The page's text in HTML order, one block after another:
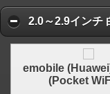
emobile
(Pocket